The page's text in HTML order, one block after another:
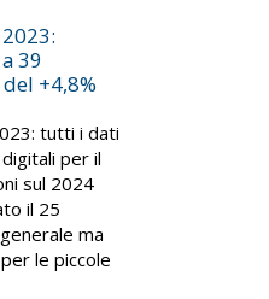
39
+4,8%
tutti i dati
per il
sul 2024
il 25
ma
le piccole